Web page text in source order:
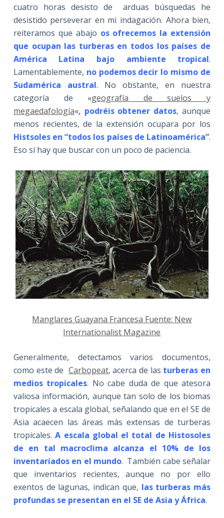
cuatro horas desisto de arduas búsquedas he
desistido perseverar en mi indagación. Ahora bien,
reiteramos que abajo os ofrecemos la extensión
que ocupan las turberas en todos los países de
América Latina bajo ambiente tropical.
Lamentablemente, no podemos decir lo mismo de
Sudamérica austral. No obstante, en nuestra
categoría de «geografía de suelos y
megaedafología«, podréis obtener datos, aunque
menos recientes, de la extensión ocupara por los
Histsoles en “todos los países de Latinoamérica”.
Eso sí hay que buscar con un poco de paciencia.
Manglares Guayana Francesa Fuente: New
Internationalist Magazine
Generalmente, detectamos varios documentos,
como este de Carbopeat, acerca de las turberas en
medios tropicales. No cabe duda de que atesora
valiosa información, aunque tan solo de los biomas
tropicales a escala global, señalando que en el SE de
Asia acaecen las áreas más extensas de turberas
tropicales. A escala global el total de Histosoles
de en tal macroclima alcanza el 10% de los
inventariados en el mundo. También cabe señalar
que inventarios recientes, aunque no por ello
exentos de lagunas, indican que, las turberas más
profundas se presentan en el SE de Asia y África.